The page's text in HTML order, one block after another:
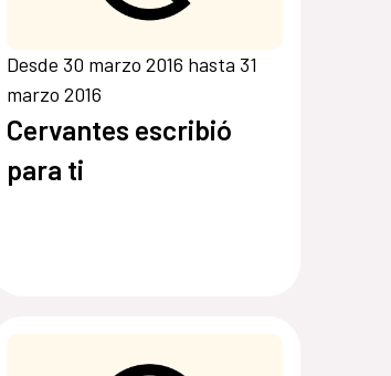
Desde 30 marzo 2016 hasta 31
marzo 2016
Cervantes escribió
para ti